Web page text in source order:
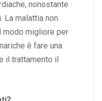
nonostante
La malattia non
modo migliore per
è fare una
il trattamento il